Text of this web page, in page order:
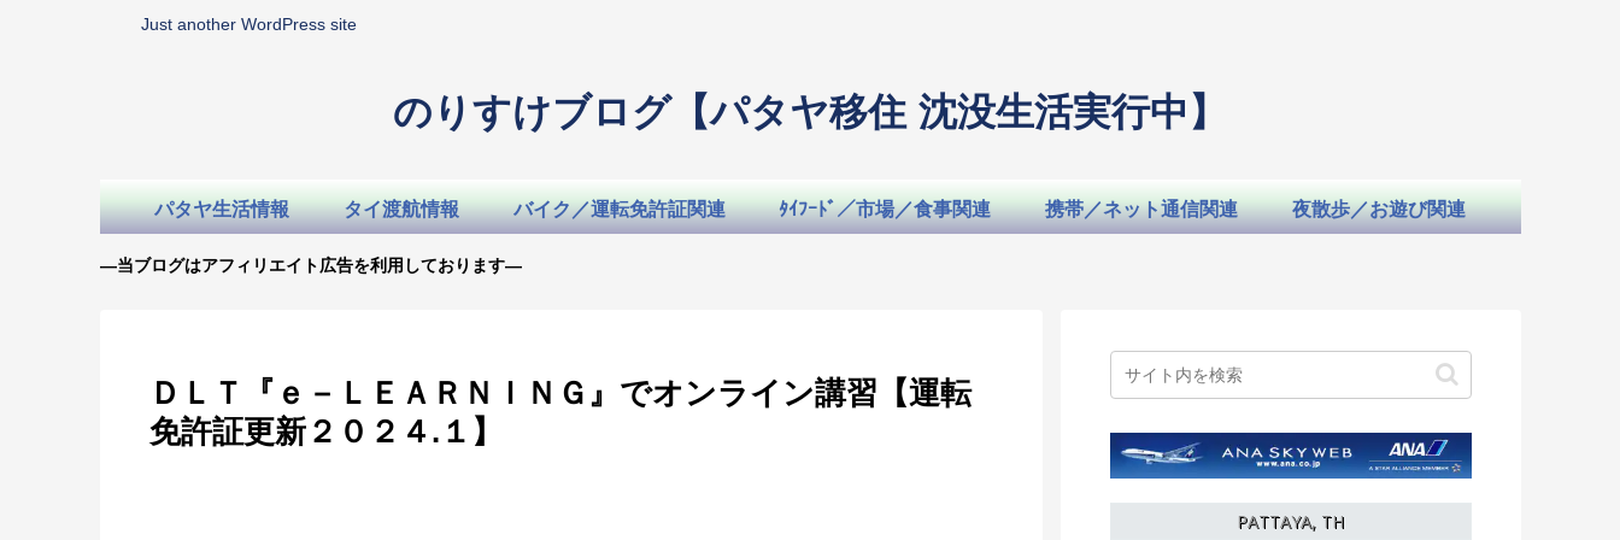
Just another WordPress site
のりすけブログ【パタヤ移住 沈没生活実行中】
パタヤ生活情報 タイ渡航情報 バイク／運転免許証関連 ﾀｲﾌｰﾄﾞ／市場／食事関連 携帯／ネット通信関連 夜散歩／お遊び関連
—当ブログはアフィリエイト広告を利用しております—
ＤＬＴ『ｅ－ＬＥＡＲＮＩＮＧ』でオンライン講習【運転
免許証更新２０２４.１】
PATTAYA, TH